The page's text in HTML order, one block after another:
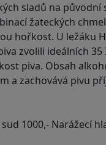
sladů na původní
žateckých
hořkost. U ležáku
zvolili ideálních
piva. Obsah
a zachovává pivu
1000,- Narážecí